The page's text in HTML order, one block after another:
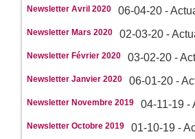
Newsletter Avril 2020 06-04-20 -
Newsletter Mars 2020 02-03-20 -
Newsletter Février 2020 03-02-20 -
Newsletter Janvier 2020 06-01-20 -
Newsletter Novembre 2019 04-11-19 -
Newsletter Octobre 2019 01-10-19 -